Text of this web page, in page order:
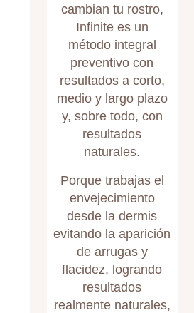
cambian tu rostro,
Infinite es un
método integral
preventivo con
resultados a corto,
medio y largo plazo
y, sobre todo, con
resultados
naturales.
Porque trabajas el
envejecimiento
desde la dermis
evitando la aparición
de arrugas y
flacidez, logrando
resultados
realmente naturales,